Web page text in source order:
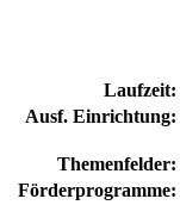
Laufzeit:
Ausf. Einrichtung:
Themenfelder:
Förderprogramme: